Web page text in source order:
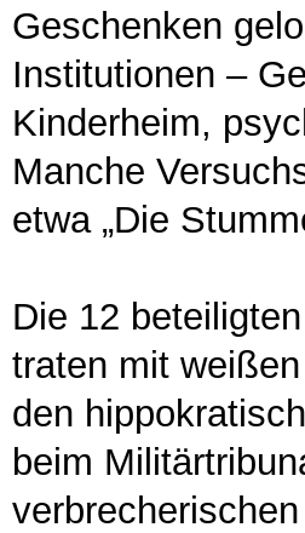
Geschenken
Institutionen –
Kinderheim,
Manche
etwa „Die
Die 12
traten mit
den
beim